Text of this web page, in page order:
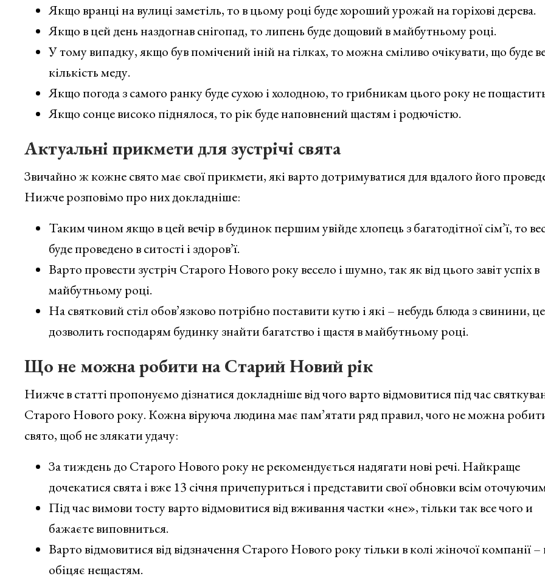
Якщо вранці на вулиці заметіль, то в цьому році буде хороший урожай на горіхові дерева.
Якщо в цей день наздогнав снігопад, то липень буде дощовий в майбутньому році.
У тому випадку, якщо був помічений іній на гілках, то можна сміливо очікувати, що буде
кількість меду.
Якщо погода з самого ранку буде сухою і холодною, то грибникам цього року не
Якщо сонце високо піднялося, то рік буде наповнений щастям і родючістю.
Актуальні прикмети для зустрічі свята
Звичайно ж кожне свято має свої прикмети, які варто дотримуватися для вдалого його
Нижче розповімо про них докладніше:
Таким чином якщо в цей вечір в будинок першим увійде хлопець з багатодітної сім’ї, то
буде проведено в ситості і здоров’ї.
Варто провести зустріч Старого Нового року весело і шумно, так як від цього завіт успіх в
майбутньому році.
На святковий стіл обов’язково потрібно поставити кутю і які – небудь блюда з свинини, це
дозволить господарям будинку знайти багатство і щастя в майбутньому році.
Що не можна робити на Старий Новий рік
Нижче в статті пропонуємо дізнатися докладніше від чого варто відмовитися під час
Старого Нового року. Кожна віруюча людина має пам’ятати ряд правил, чого не можна
свято, щоб не злякати удачу:
За тиждень до Старого Нового року не рекомендується надягати нові речі. Найкраще
дочекатися свята і вже 13 січня причепуриться і представити свої обновки всім
Під час вимови тосту варто відмовитися від вживання частки «не», тільки так все чого и
бажаєте виповниться.
Варто відмовитися від відзначення Старого Нового року тільки в колі жіночої компанії –
обіцяє нещастям.